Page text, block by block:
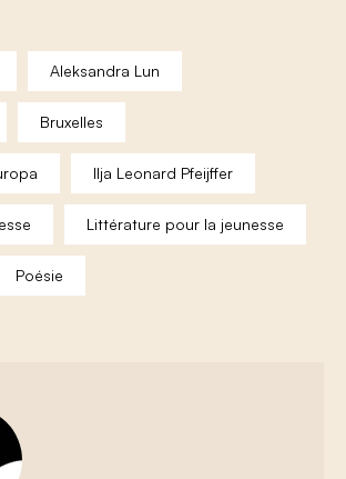
Aleksandra Lun
Bruxelles
Ilja Leonard Pfeijffer
Littérature pour la jeunesse
Poésie